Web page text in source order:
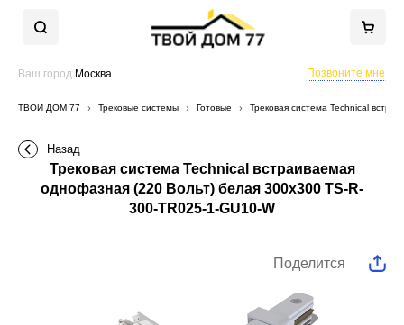
Ваш город Москва Позвоните мне
ТВОЙ ДОМ 77 Трековые системы Готовые Трековая система Technical
Назад
Трековая система Technical встраиваемая
однофазная (220 Вольт) белая 300x300 TS-R-
300-TR025-1-GU10-W
Поделится